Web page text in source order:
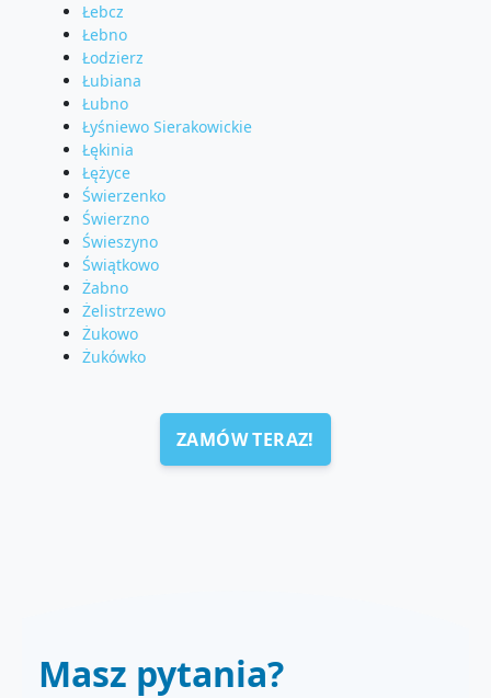
Łebcz
Łebno
Łodzierz
Łubiana
Łubno
Łyśniewo Sierakowickie
Łękinia
Łężyce
Świerzenko
Świerzno
Świeszyno
Świątkowo
Żabno
Żelistrzewo
Żukowo
Żukówko
ZAMÓW TERAZ!
Masz pytania?